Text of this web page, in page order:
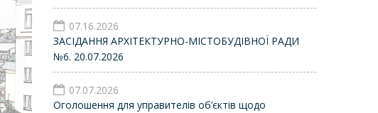
07.16.2026
ЗАСІДАННЯ АРХІТЕКТУРНО-МІСТОБУДІВНОЇ РАДИ
№6. 20.07.2026
07.07.2026
Оголошення для управителів об’єктів щодо